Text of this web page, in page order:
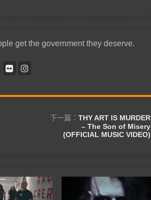
get the government they deserve.
下一篇： THY ART IS MURDER
– The Son of Misery
(OFFICIAL MUSIC VIDEO)